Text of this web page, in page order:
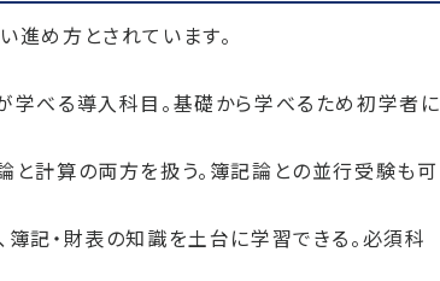
進め方とされています。
学べる導入科目。基礎から学べるため初学者に
と計算の両方を扱う。簿記論との並行受験も可
簿記・財表の知識を土台に学習できる。必須科